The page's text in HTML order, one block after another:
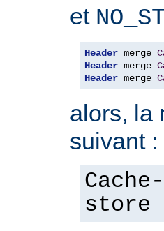
et
Header merge
Header merge
Header merge
alors, la
suivant :
store